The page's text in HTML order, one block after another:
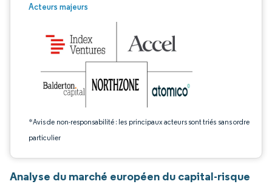
Acteurs majeurs
*Avis de non-responsabilité : les principaux acteurs sont triés sans ordre
particulier
Image © Mordor Intelligence. La réutilisation nécessite une attribution sous CC
Analyse du marché européen du capital-risque